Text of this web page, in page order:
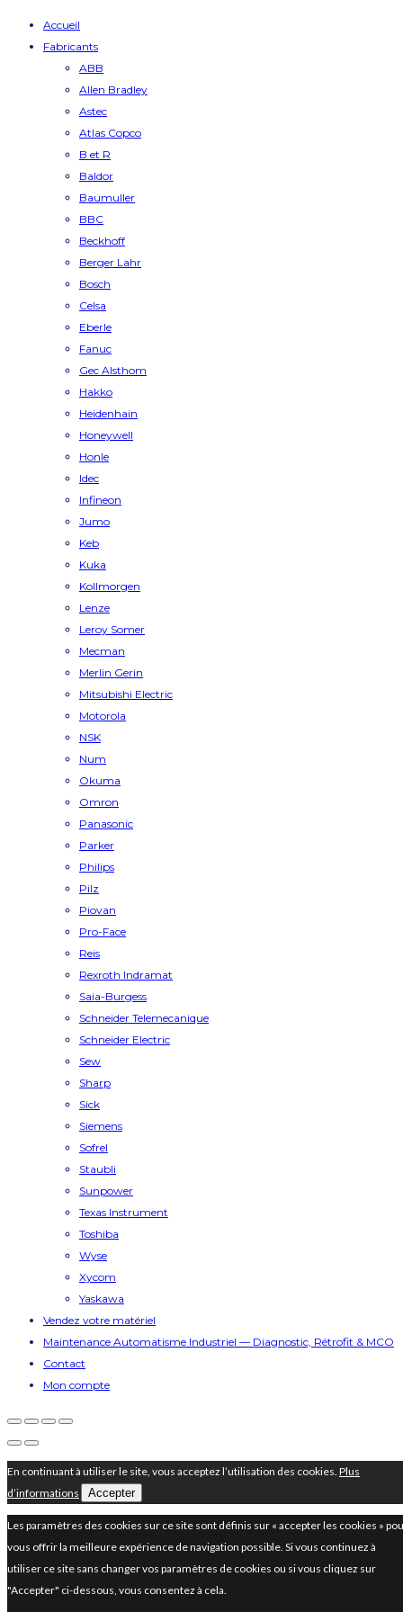
Accueil
Fabricants
ABB
Allen Bradley
Astec
Atlas Copco
B et R
Baldor
Baumuller
BBC
Beckhoff
Berger Lahr
Bosch
Celsa
Eberle
Fanuc
Gec Alsthom
Hakko
Heidenhain
Honeywell
Honle
Idec
Infineon
Jumo
Keb
Kuka
Kollmorgen
Lenze
Leroy Somer
Mecman
Merlin Gerin
Mitsubishi Electric
Motorola
NSK
Num
Okuma
Omron
Panasonic
Parker
Philips
Pilz
Piovan
Pro-Face
Reis
Rexroth Indramat
Saia-Burgess
Schneider Telemecanique
Schneider Electric
Sew
Sharp
Sick
Siemens
Sofrel
Staubli
Sunpower
Texas Instrument
Toshiba
Wyse
Xycom
Yaskawa
Vendez votre matériel
Maintenance Automatisme Industriel — Diagnostic, Rétrofit & MCO
Contact
Mon compte
En continuant à utiliser le site, vous acceptez l’utilisation des cookies. Plus
d’informations
Accepter
Les paramètres des cookies sur ce site sont définis sur « accepter les cookies »
vous offrir la meilleure expérience de navigation possible. Si vous continuez à
utiliser ce site sans changer vos paramètres de cookies ou si vous cliquez sur
"Accepter" ci-dessous, vous consentez à cela.